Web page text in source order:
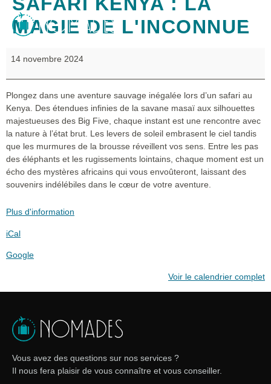
MAGIE DE L'INCONNUE
14 novembre 2024
Plongez dans une aventure sauvage inégalée lors d’un safari au
Kenya. Des étendues infinies de la savane masaï aux silhouettes
majestueuses des Big Five, chaque instant est une rencontre avec
la nature à l’état brut. Les levers de soleil embrasent le ciel tandis
que les murmures de la brousse réveillent vos sens. Entre les pas
des éléphants et les rugissements lointains, chaque moment est un
écho des mystères africains qui vous envoûteront, laissant des
souvenirs indélébiles dans le cœur de votre aventure.
Plus d'information
iCal
Google
Voir le calendrier complet
Vous avez des questions sur nos services ?
Il nous fera plaisir de vous connaître et vous conseiller.